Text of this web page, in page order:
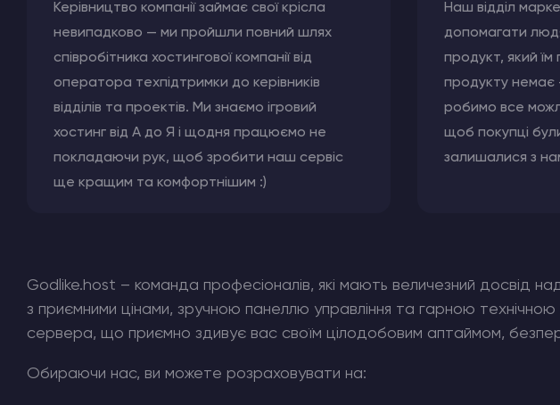
Hytale Hosting 50% OFF
Counter-Strike 2
Ark Survival Evolved
Керівництво компанії займає свої крісла
невипадково — ми пройшли повний шлях
співробітника хостингової компанії від
оператора техпідтримки до керівників
відділів та проектів. Ми знаємо ігровий
хостинг від А до Я і щодня працюємо не
покладаючи рук, щоб зробити наш сервіс
ще кращим та комфортнішим :)
Наш відділ
допомагати
продукт, який
продукту немає
робимо все
щоб покупці
залишалися з
Godlike.host – команда професіоналів, які мають величезний досвід
з приємними цінами, зручною панеллю управління та гарною
сервера, що приємно здивує вас своїм цілодобовим аптаймом,
Обираючи нас, ви можете розраховувати на: